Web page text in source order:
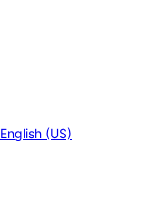
English (US)